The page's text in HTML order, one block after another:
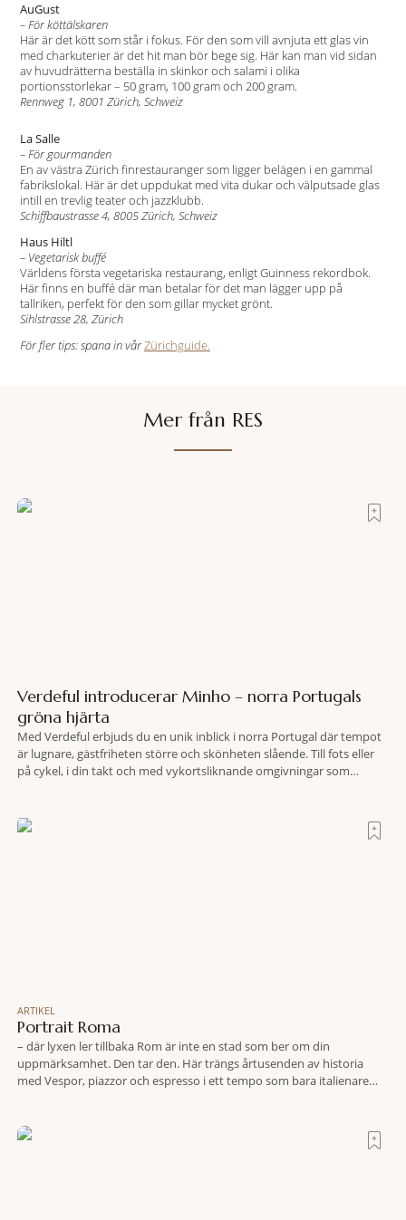
AuGust
– För köttälskaren
Här är det kött som står i fokus. För den som vill avnjuta ett glas vin
med charkuterier är det hit man bör bege sig. Här kan man vid sidan
av huvudrätterna beställa in skinkor och salami i olika
portionsstorlekar – 50 gram, 100 gram och 200 gram.
Rennweg 1, 8001 Zürich, Schweiz
La Salle
– För gourmanden
En av västra Zürich finrestauranger som ligger belägen i en gammal
fabrikslokal. Här är det uppdukat med vita dukar och välputsade glas
intill en trevlig teater och jazzklubb.
Schiffbaustrasse 4, 8005 Zürich, Schweiz
Haus Hiltl
– Vegetarisk buffé
Världens första vegetariska restaurang, enligt Guinness rekordbok.
Här finns en buffé där man betalar för det man lägger upp på
tallriken, perfekt för den som gillar mycket grönt.
Sihlstrasse 28, Zürich
För fler tips: spana in vårZürichguide.
Mer från RES
Verdeful introducerar Minho – norra Portugals
gröna hjärta
Med Verdeful erbjuds du en unik inblick i norra Portugal där tempot
är lugnare, gästfriheten större och skönheten slående. Till fots eller
på cykel, i din takt och med vykortsliknande omgivningar som
travel när det
ARTIKEL
Portrait Roma
– där lyxen ler tillbaka Rom är inte en stad som ber om din
uppmärksamhet. Den tar den. Här trängs årtusenden av historia
med Vespor, piazzor och espresso i ett tempo som bara italienare